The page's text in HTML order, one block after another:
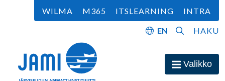
Siirry sisältöön
EN HAKU
WILMA M365 ITSLEARNING INTRA
AvaaValikko